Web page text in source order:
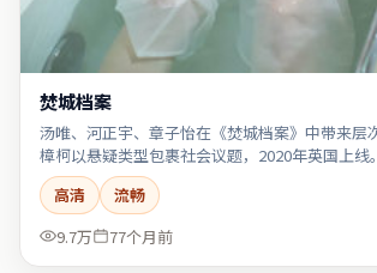
焚城档案
汤唯、河正宇、章子怡在《焚城档案》中带来层
樟柯以悬疑类型包裹社会议题，2020年英国上线。
高清
流畅
9.7万
77个月前